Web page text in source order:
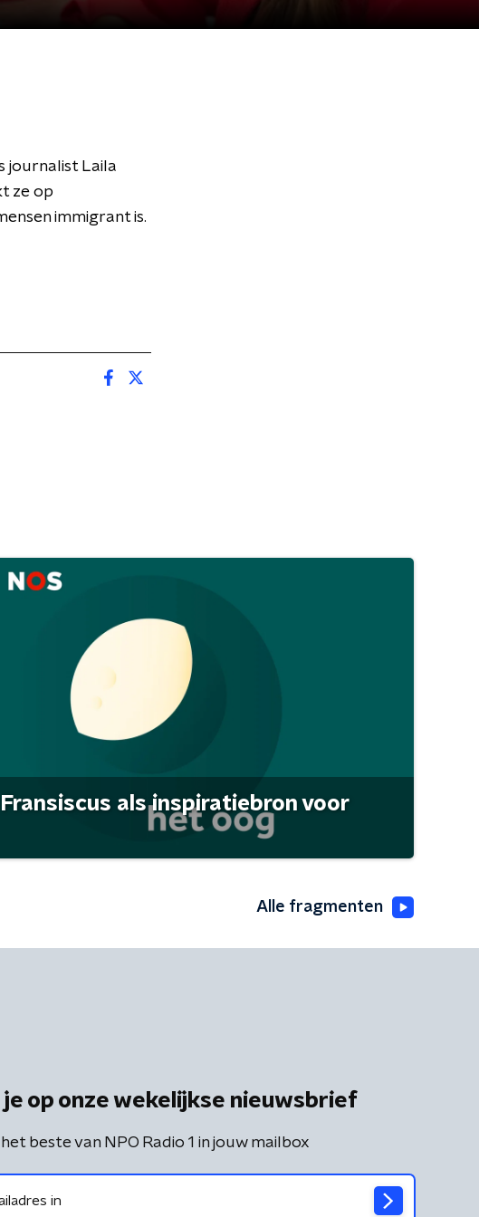
journalist Laila
ze op
immigrant is.
Fransiscus als inspiratiebron voor
Alle fragmenten
op onze wekelijkse nieuwsbrief
beste van NPO Radio 1 in jouw mailbox